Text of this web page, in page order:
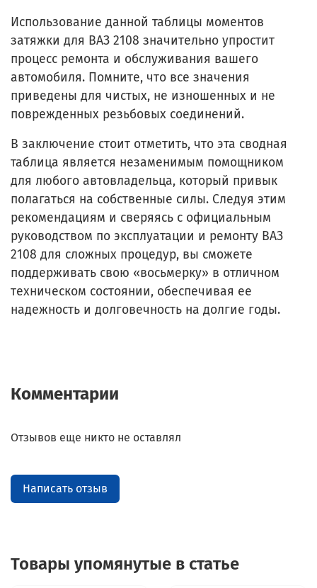
Использование данной таблицы моментов
затяжки для ВАЗ 2108 значительно упростит
процесс ремонта и обслуживания вашего
автомобиля. Помните, что все значения
приведены для чистых, не изношенных и не
поврежденных резьбовых соединений.
В заключение стоит отметить, что эта сводная
таблица является незаменимым помощником
для любого автовладельца, который привык
полагаться на собственные силы. Следуя этим
рекомендациям и сверяясь с официальным
руководством по эксплуатации и ремонту ВАЗ
2108 для сложных процедур, вы сможете
поддерживать свою «восьмерку» в отличном
техническом состоянии, обеспечивая ее
надежность и долговечность на долгие годы.
Комментарии
Отзывов еще никто не оставлял
Написать отзыв
Товары упомянутые в статье